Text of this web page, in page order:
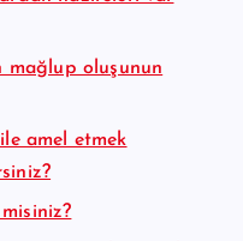
mağlup oluşunun
amel etmek